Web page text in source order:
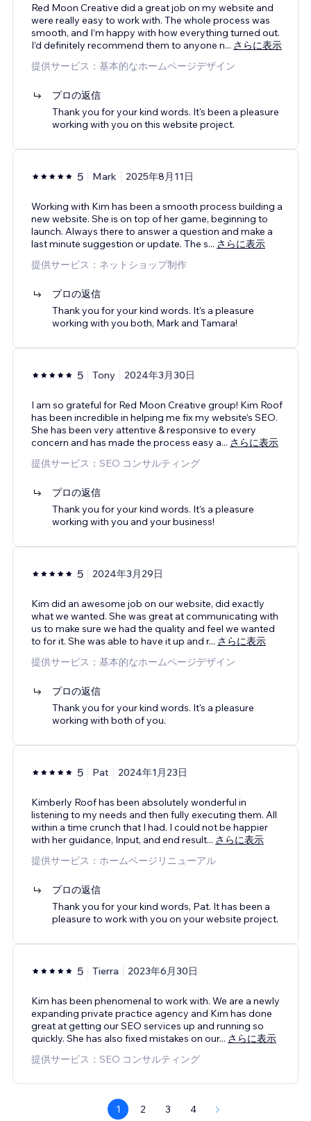
Red Moon Creative did a great job on my website and
were really easy to work with. The whole process was
smooth, and I’m happy with how everything turned out.
I’d definitely recommend them to anyone n... さらに表示
提供サービス：基本的なホームページデザイン
プロの返信
Thank you for your kind words. It's been a pleasure
working with you on this website project.
5 Mark 2025年8月11日
Working with Kim has been a smooth process building a
new website. She is on top of her game, beginning to
launch. Always there to answer a question and make a
last minute suggestion or update. The s... さらに表示
提供サービス：ネットショップ制作
プロの返信
Thank you for your kind words. It's a pleasure
working with you both, Mark and Tamara!
5 Tony 2024年3月30日
I am so grateful for Red Moon Creative group! Kim Roof
has been incredible in helping me fix my website’s SEO.
She has been very attentive & responsive to every
concern and has made the process easy a... さらに表示
提供サービス：SEO コンサルティング
プロの返信
Thank you for your kind words. It's a pleasure
working with you and your business!
5 2024年3月29日
Kim did an awesome job on our website, did exactly
what we wanted. She was great at communicating with
us to make sure we had the quality and feel we wanted
to for it. She was able to have it up and r... さらに表示
提供サービス：基本的なホームページデザイン
プロの返信
Thank you for your kind words. It's a pleasure
working with both of you.
5 Pat 2024年1月23日
Kimberly Roof has been absolutely wonderful in
listening to my needs and then fully executing them. All
within a time crunch that I had. I could not be happier
with her guidance, Input, and end result... さらに表示
提供サービス：ホームページリニューアル
プロの返信
Thank you for your kind words, Pat. It has been a
pleasure to work with you on your website project.
5 Tierra 2023年6月30日
Kim has been phenomenal to work with. We are a newly
expanding private practice agency and Kim has done
great at getting our SEO services up and running so
quickly. She has also fixed mistakes on our... さらに表示
提供サービス：SEO コンサルティング
1 2 3 4